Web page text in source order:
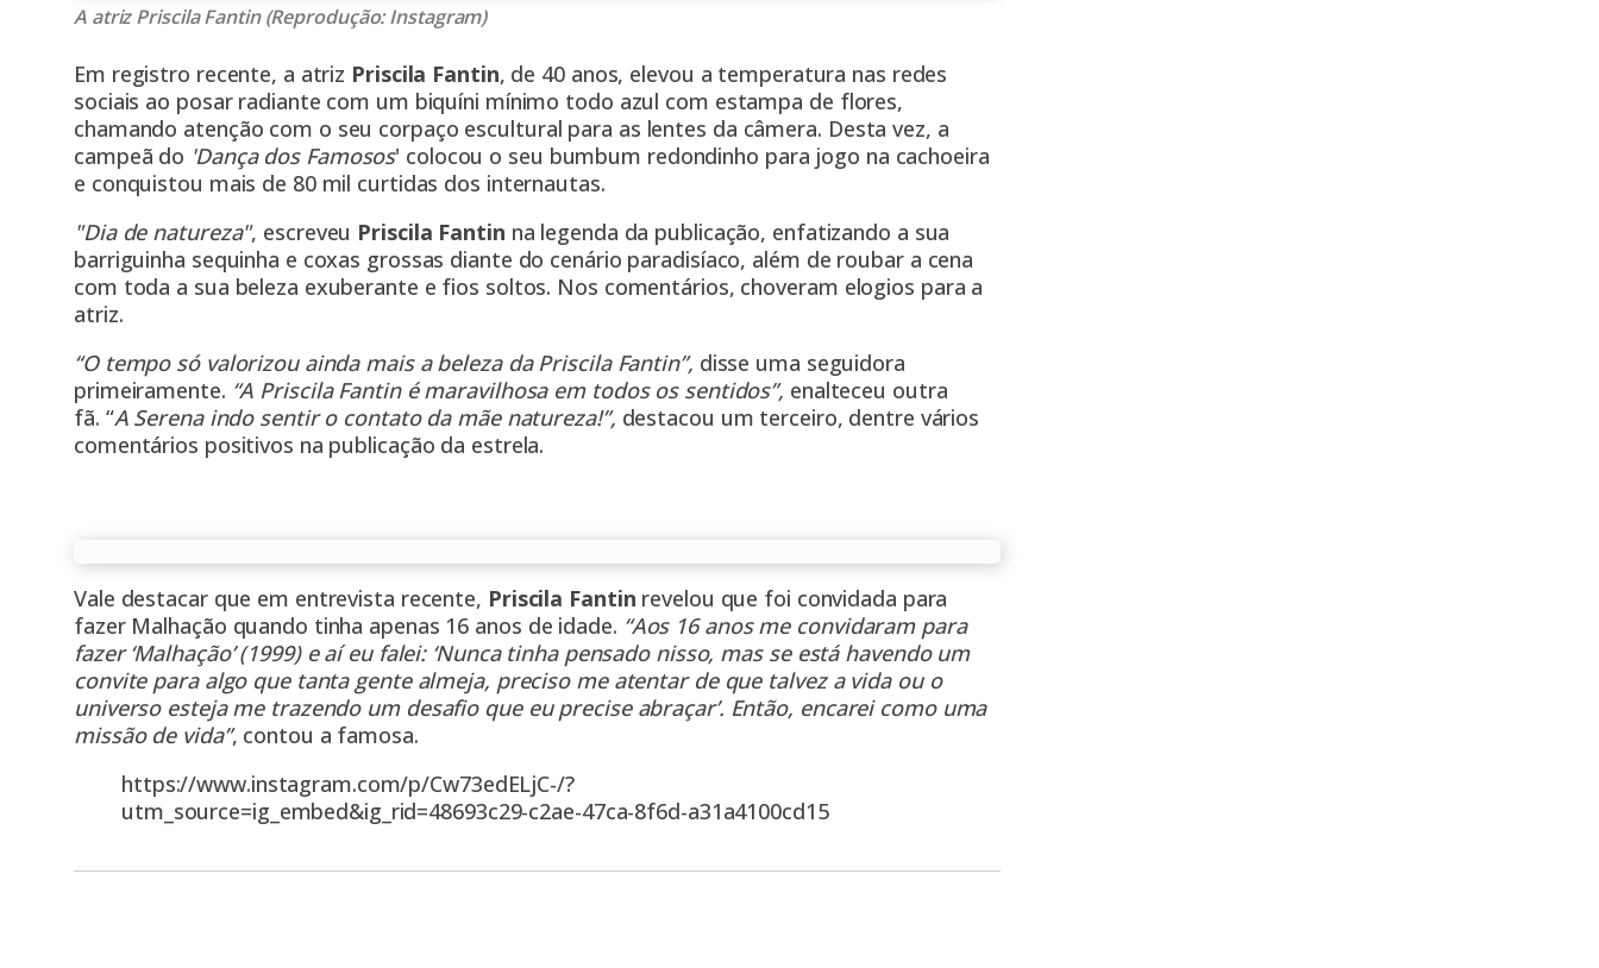
A atriz Priscila Fantin (Reprodução: Instagram)
Em registro recente, a atriz Priscila Fantin, de 40 anos, elevou a temperatura nas redes
sociais ao posar radiante com um biquíni mínimo todo azul com estampa de flores,
chamando atenção com o seu corpaço escultural para as lentes da câmera. Desta vez, a
campeã do 'Dança dos Famosos' colocou o seu bumbum redondinho para jogo na cachoeira
e conquistou mais de 80 mil curtidas dos internautas.
"Dia de natureza", escreveu Priscila Fantin na legenda da publicação, enfatizando a sua
barriguinha sequinha e coxas grossas diante do cenário paradisíaco, além de roubar a cena
com toda a sua beleza exuberante e fios soltos. Nos comentários, choveram elogios para a
atriz.
“O tempo só valorizou ainda mais a beleza da Priscila Fantin”, disse uma seguidora
primeiramente. “A Priscila Fantin é maravilhosa em todos os sentidos”, enalteceu outra
fã. “A Serena indo sentir o contato da mãe natureza!”, destacou um terceiro, dentre vários
comentários positivos na publicação da estrela.
Vale destacar que em entrevista recente, Priscila Fantin revelou que foi convidada para
fazer Malhação quando tinha apenas 16 anos de idade. “Aos 16 anos me convidaram para
fazer ‘Malhação’ (1999) e aí eu falei: ‘Nunca tinha pensado nisso, mas se está havendo um
convite para algo que tanta gente almeja, preciso me atentar de que talvez a vida ou o
universo esteja me trazendo um desafio que eu precise abraçar’. Então, encarei como uma
missão de vida”, contou a famosa.
https://www.instagram.com/p/Cw73edELjC-/?
utm_source=ig_embed&ig_rid=48693c29-c2ae-47ca-8f6d-a31a4100cd15